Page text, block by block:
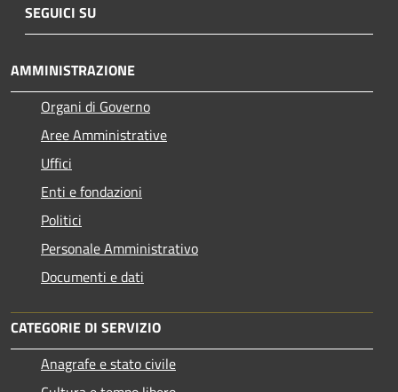
SEGUICI SU
AMMINISTRAZIONE
Organi di Governo
Aree Amministrative
Uffici
Enti e fondazioni
Politici
Personale Amministrativo
Documenti e dati
CATEGORIE DI SERVIZIO
Anagrafe e stato civile